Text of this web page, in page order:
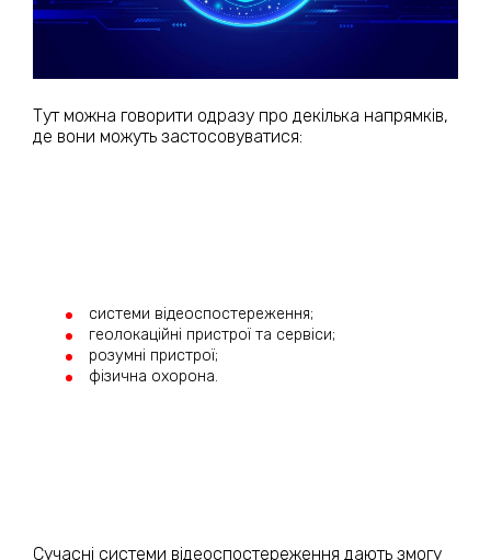
Тут можна говорити одразу про декілька напрямків,
де вони можуть застосовуватися:
системи відеоспостереження;
геолокаційні пристрої та сервіси;
розумні пристрої;
фізична охорона.
Сучасні системи відеоспостереження дають змогу